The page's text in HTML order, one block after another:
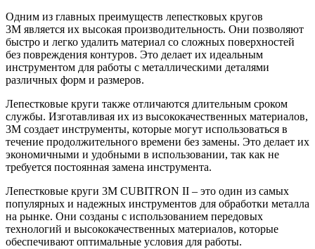
Одним из главных преимуществ лепестковых кругов
3М является их высокая производительность. Они позволяют
быстро и легко удалить материал со сложных поверхностей
без повреждения контуров. Это делает их идеальным
инструментом для работы с металлическими деталями
различных форм и размеров.
Лепестковые круги также отличаются длительным сроком
службы. Изготавливая их из высококачественных материалов,
3М создает инструменты, которые могут использоваться в
течение продолжительного времени без замены. Это делает их
экономичными и удобными в использовании, так как не
требуется постоянная замена инструмента.
Лепестковые круги 3М CUBITRON II – это один из самых
популярных и надежных инструментов для обработки металла
на рынке. Они созданы с использованием передовых
технологий и высококачественных материалов, которые
обеспечивают оптимальные условия для работы.